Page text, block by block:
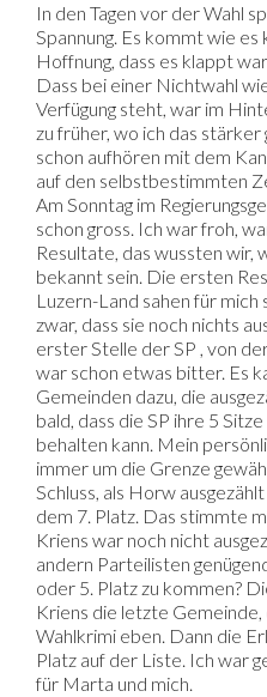
In den Tagen vor der Wahl
Spannung. Es kommt wie
Hoffnung, dass es klappt
Dass bei einer Nichtwahl
Verfügung steht, war im
zu früher, wo ich das
schon aufhören mit dem
auf den selbstbestimmten
Am Sonntag im
schon gross. Ich war froh,
Resultate, das wussten wir,
bekannt sein. Die ersten
Luzern-Land sahen für
zwar, dass sie noch nichts
erster Stelle der SP , von
war schon etwas bitter. Es
Gemeinden dazu, die
bald, dass die SP ihre 5
behalten kann. Mein
immer um die Grenze
Schluss, als Horw
dem 7. Platz. Das stimmte
Kriens war noch nicht
andern Parteilisten
oder 5. Platz zu kommen?
Kriens die letzte Gemeinde,
Wahlkrimi eben. Dann die
Platz auf der Liste. Ich war
für Marta und mich.